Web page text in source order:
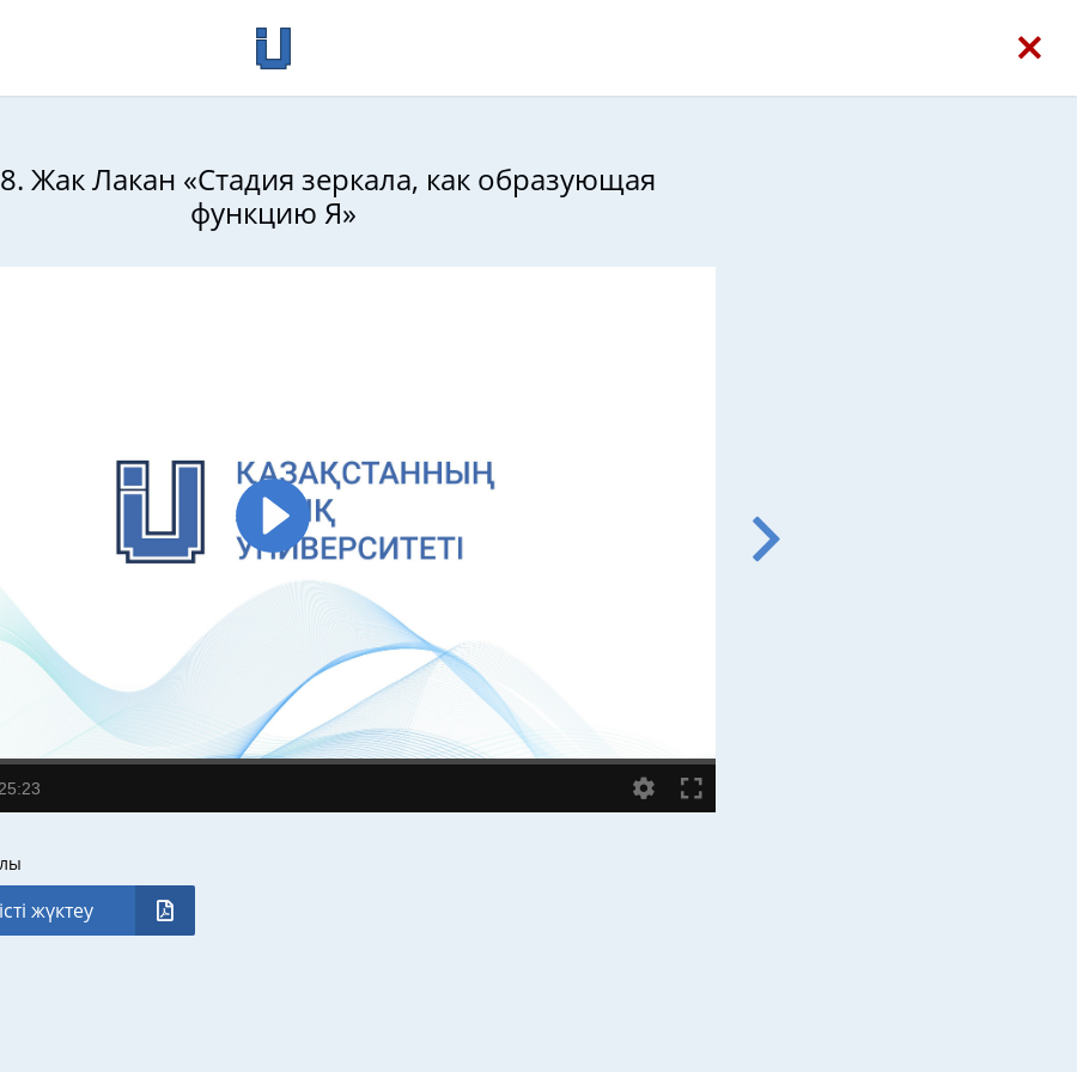
8. Жак Лакан «Стадия зеркала, как образующая
функцию Я»
Антология, том ІІ
жүктеу